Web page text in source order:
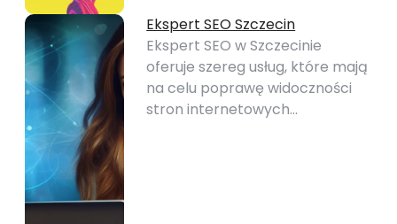
Ekspert SEO Szczecin
Ekspert SEO w Szczecinie
oferuje szereg usług, które mają
na celu poprawę widoczności
stron internetowych…